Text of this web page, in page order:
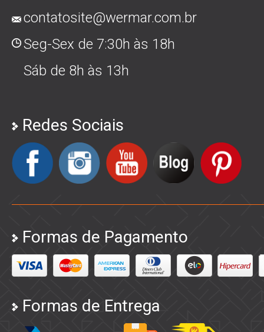
contatosite@wermar.com.br
Seg-Sex de 7:30h às 18h
Sáb de 8h às 13h
Redes Sociais
Formas de Pagamento
Formas de Entrega